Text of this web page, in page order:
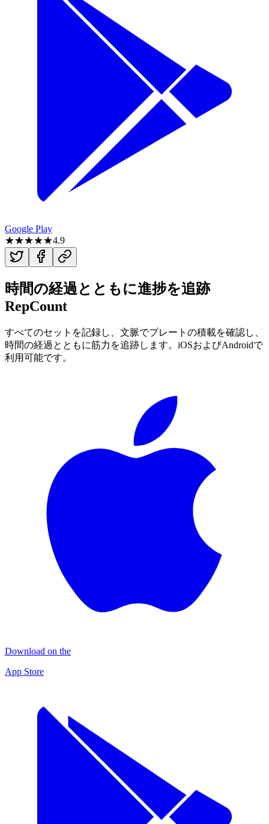
Google Play
★★★★★4.9
時間の経過とともに進捗を追跡
RepCount
すべてのセットを記録し、文脈でプレートの積載を確認し、
時間の経過とともに筋力を追跡します。iOSおよびAndroidで
利用可能です。
Download on the
App Store